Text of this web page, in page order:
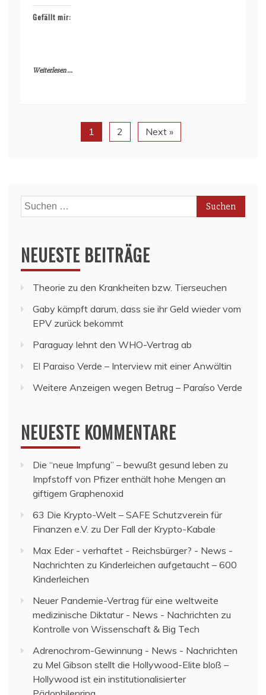
Gefällt mir:
Weiterlesen ...
1 2 Next »
Suchen
nach:
NEUESTE BEITRÄGE
Theorie zu den Krankheiten bzw. Tierseuchen
Gaby kämpft darum, dass sie ihr Geld wieder vom
EPV zurück bekommt
Paraguay lehnt den WHO-Vertrag ab
El Paraiso Verde – Interview mit einer Anwältin
Weitere Anzeigen wegen Betrug – Paraíso Verde
NEUESTE KOMMENTARE
Die “neue Impfung” – bewußt gesund leben zu
Impfstoff von Pfizer enthält hohe Mengen an
giftigem Graphenoxid
63 Die Krypto-Welt – SAFE Schutzverein für
Finanzen e.V. zu Der Fall der Krypto-Kabale
Max Eder - verhaftet - Reichsbürger? - News -
Nachrichten zu Kinderleichen aufgetaucht – 600
Kinderleichen
Neuer Pandemie-Vertrag für eine weltweite
medizinische Diktatur - News - Nachrichten zu
Kontrolle von Wissenschaft & Big Tech
Adrenochrom-Gewinnung - News - Nachrichten
zu Mel Gibson stellt die Hollywood-Elite bloß –
Hollywood ist ein institutionalisierter